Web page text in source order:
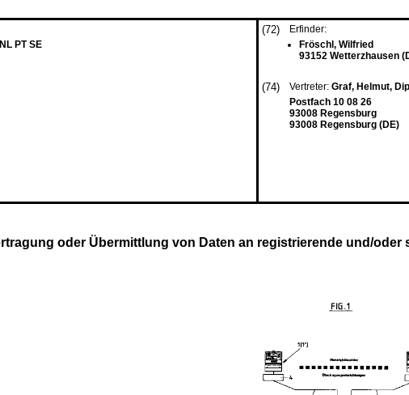
PT SE
(72)
Erfinder:
Fröschl, Wilfried
93152 Wetterzhausen
(74) Vertreter: Graf, Helmut,
Postfach 10 08 26
93008 Regensburg
93008 Regensburg (DE)
oder Übermittlung von Daten an registrierende und/oder